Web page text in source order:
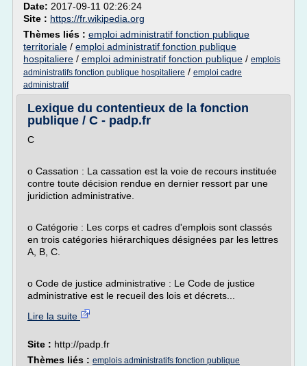
Date: 2017-09-11 02:26:24
Site : https://fr.wikipedia.org
Thèmes liés : emploi administratif fonction publique
territoriale / emploi administratif fonction publique
hospitaliere / emploi administratif fonction publique / emplois
administratifs fonction publique hospitaliere / emploi cadre
administratif
Lexique du contentieux de la fonction
publique / C - padp.fr
C
o Cassation : La cassation est la voie de recours instituée
contre toute décision rendue en dernier ressort par une
juridiction administrative.
o Catégorie : Les corps et cadres d'emplois sont classés
en trois catégories hiérarchiques désignées par les lettres
A, B, C.
o Code de justice administrative : Le Code de justice
administrative est le recueil des lois et décrets...
Lire la suite
Site : http://padp.fr
Thèmes liés : emplois administratifs fonction publique